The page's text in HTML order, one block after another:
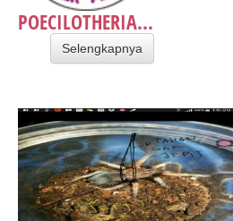
POECILOTHERIA...
Selengkapnya